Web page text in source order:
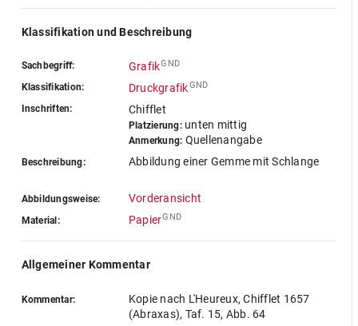
Klassifikation und Beschreibung
Sachbegriff: GrafikGND
Klassifikation: DruckgrafikGND
Inschriften: Chifflet
Platzierung:unten mittig
Anmerkung: Quellenangabe
Beschreibung: Abbildung einer Gemme mit Schlange
Abbildungsweise: Vorderansicht
Material: PapierGND
Allgemeiner Kommentar
Kommentar:
Kopie nach L'Heureux, Chifflet 1657
(Abraxas), Taf. 15, Abb. 64